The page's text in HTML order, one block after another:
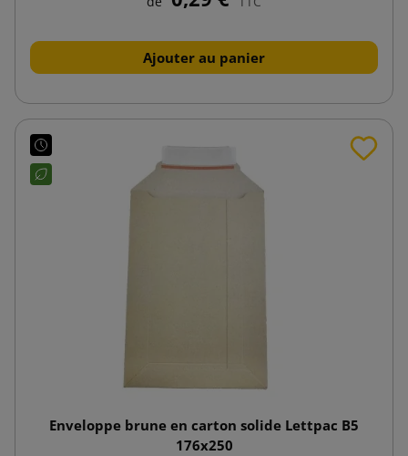
Ajouter au panier
Enveloppe brune en carton solide Lettpac B5
176x250